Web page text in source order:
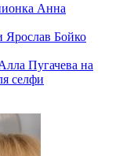
Анна
Бойко
Пугачева на
селфи